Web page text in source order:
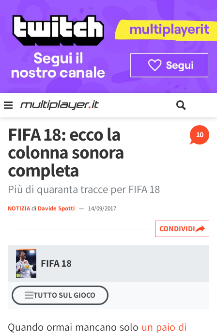
10
FIFA 18: ecco la
colonna sonora
completa
Più di quaranta tracce per FIFA 18
NOTIZIAdi Davide Spotti — 14/09/2017
CONDIVIDI
FIFA 18
TUTTO SUL GIOCO
Quando ormai mancano solo un paio di